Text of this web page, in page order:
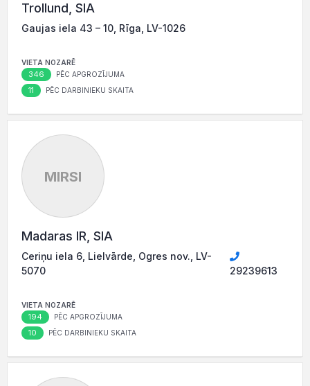
Trollund, SIA
Gaujas iela 43 – 10, Rīga, LV-1026
VIETA NOZARĒ
346 PĒC APGROZĪJUMA
11 PĒC DARBINIEKU SKAITA
MIRSI
Madaras IR, SIA
Ceriņu iela 6, Lielvārde, Ogres nov., LV-
5070
29239613
VIETA NOZARĒ
194 PĒC APGROZĪJUMA
10 PĒC DARBINIEKU SKAITA